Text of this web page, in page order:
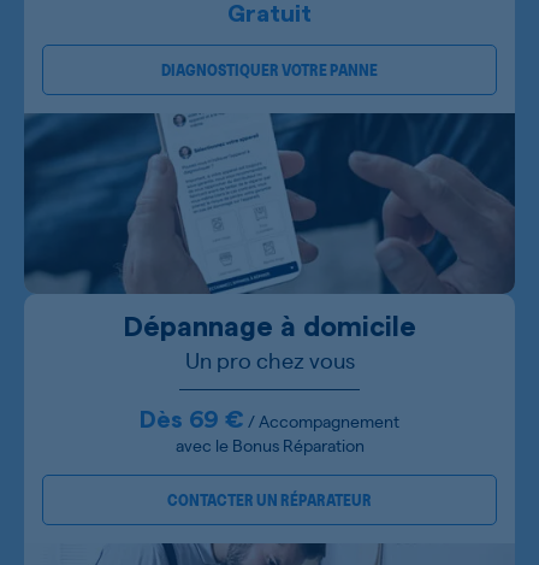
Gratuit
DIAGNOSTIQUER VOTRE PANNE
Dépannage à domicile
Un pro chez vous
Dès 69 € / Accompagnement
avec le Bonus Réparation
CONTACTER UN RÉPARATEUR